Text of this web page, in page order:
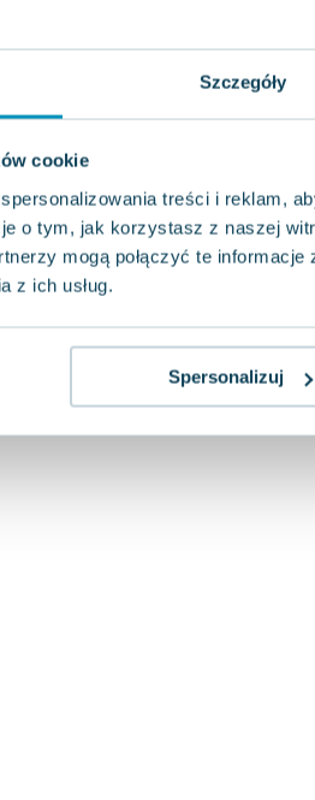
Szczegóły
cookie
treści i reklam,
o tym, jak korzystasz z naszej
mogą połączyć te
z ich usług.
Spersonalizuj